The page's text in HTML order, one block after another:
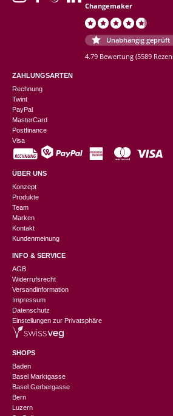
Changemaker
Unabhängig geprüft
4.79 Bewertung (5589
ZAHLUNGSARTEN
Rechnung
Twint
PayPal
MasterCard
Postfinance
Visa
ÜBER UNS
Konzept
Produkte
Team
Marken
Kontakt
Kundenmeinung
INFO & SERVICE
AGB
Widerrufsrecht
Versandinformation
Impressum
Datenschutz
Einstellungen zur Privatsphäre
SHOPS
Baden
Basel Marktgasse
Basel Gerbergasse
Bern
Luzern